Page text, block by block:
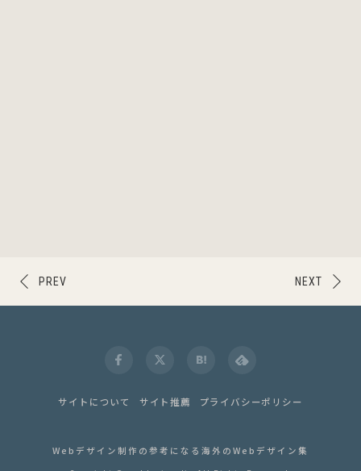
NEXT
PREV
サイトについて サイト推薦 プライバシーポリシー
Webデザイン制作の参考になる海外のWebデザイン集